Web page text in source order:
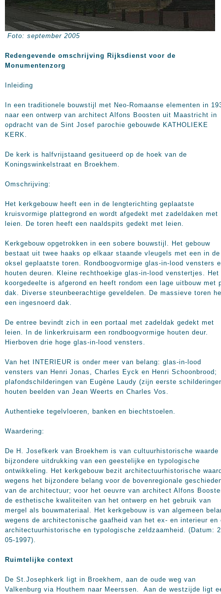
Foto: september 2005
Redengevende omschrijving Rijksdienst voor de
Monumentenzorg
Inleiding
In een traditionele bouwstijl met Neo-Romaanse elementen in
naar een ontwerp van architect Alfons Boosten uit Maastricht in
opdracht van de Sint Josef parochie gebouwde KATHOLIEKE
KERK.
De kerk is halfvrijstaand gesitueerd op de hoek van de
Koningswinkelstraat en Broekhem.
Omschrijving:
Het kerkgebouw heeft een in de lengterichting geplaatste
kruisvormige plattegrond en wordt afgedekt met zadeldaken met
leien. De toren heeft een naaldspits gedekt met leien.
Kerkgebouw opgetrokken in een sobere bouwstijl. Het gebouw
bestaat uit twee haaks op elkaar staande vleugels met een in de
oksel geplaatste toren. Rondboogvormige glas-in-lood vensters
houten deuren. Kleine rechthoekige glas-in-lood venstertjes. Het
koorgedeelte is afgerond en heeft rondom een lage uitbouw met
dak. Diverse steunbeerachtige geveldelen. De massieve toren
een ingesnoerd dak.
De entree bevindt zich in een portaal met zadeldak gedekt met
leien. In de linkerkruisarm een rondboogvormige houten deur.
Hierboven drie hoge glas-in-lood vensters.
Van het INTERIEUR is onder meer van belang: glas-in-lood
vensters van Henri Jonas, Charles Eyck en Henri Schoonbrood;
plafondschilderingen van Eugène Laudy (zijn eerste
houten beelden van Jean Weerts en Charles Vos.
Authentieke tegelvloeren, banken en biechtstoelen.
Waardering:
De H. Josefkerk van Broekhem is van cultuurhistorische waarde
bijzondere uitdrukking van een geestelijke en typologische
ontwikkeling. Het kerkgebouw bezit architectuurhistorische
wegens het bijzondere belang voor de bovenregionale
van de architectuur; voor het oeuvre van architect Alfons
de esthetische kwaliteiten van het ontwerp en het gebruik van
mergel als bouwmateriaal. Het kerkgebouw is van algemeen
wegens de architectonische gaafheid van het ex- en interieur en
architectuurhistorische en typologische zeldzaamheid. (Datum:
05-1997).
Ruimtelijke context
De St.Josephkerk ligt in Broekhem, aan de oude weg van
Valkenburg via Houthem naar Meerssen. Aan de westzijde ligt